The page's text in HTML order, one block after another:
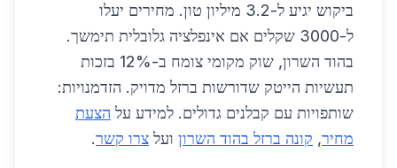
ביקוש יגיע ל-3.2 מיליון טון. מחירים יעלו
ל-3000 שקלים אם אינפלציה גלובלית תימשך.
בהוד השרון, שוק מקומי צומח ב-12% בזכות
תעשיות הייטק שדורשות ברזל מדויק. הזדמנויות:
שותפויות עם קבלנים גדולים. למידע על הצעת
מחיר, קונה ברזל בהוד השרון ועל צרו קשר.